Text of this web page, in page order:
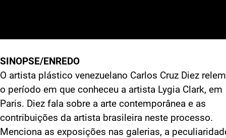
SINOPSE/ENREDO
O artista plástico venezuelano Carlos Cruz Diez
o período em que conheceu a artista Lygia Clark, em
Paris. Diez fala sobre a arte contemporânea e as
contribuições da artista brasileira neste processo.
Menciona as exposições nas galerias, a